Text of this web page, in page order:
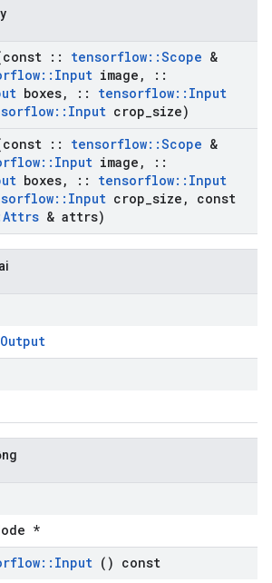
:: tensorflow::Scope &
:: Input image ,
::
boxes, :: tensorflow:: Input
:: Input crop size)
:: tensorflow::Scope &
:: Input image ,
::
boxes, :: tensorflow:: Input
:: Input crop size ,
const
Attrs & attrs)
*
:: Input () const